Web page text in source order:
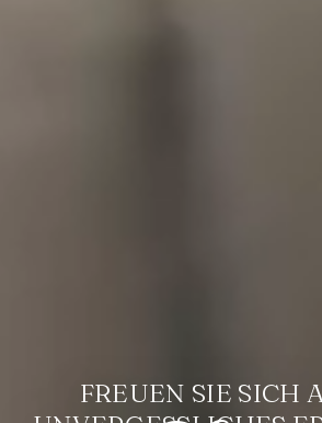
FREUEN SIE SICH